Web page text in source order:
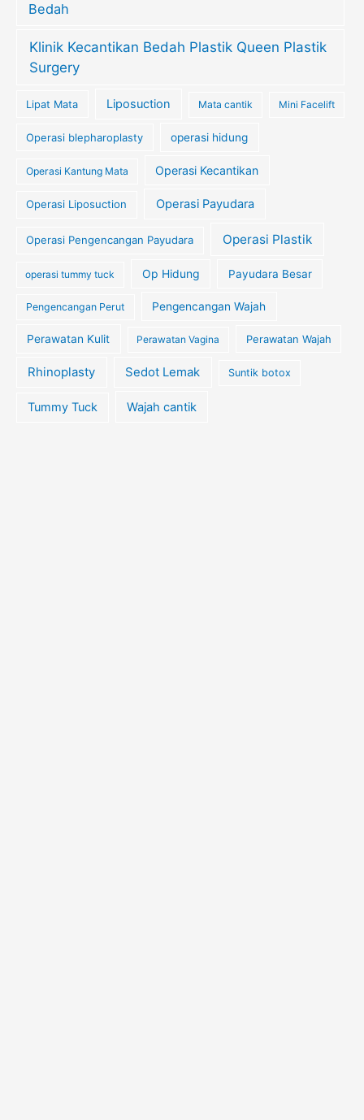
Bedah
Klinik Kecantikan Bedah Plastik Queen Plastik
Surgery
Lipat Mata Liposuction Mata cantik Mini Facelift
Operasi blepharoplasty operasi hidung
Operasi Kantung Mata Operasi Kecantikan
Operasi Liposuction Operasi Payudara
Operasi Pengencangan Payudara Operasi Plastik
operasi tummy tuck Op Hidung Payudara Besar
Pengencangan Perut Pengencangan Wajah
Perawatan Kulit Perawatan Vagina Perawatan Wajah
Rhinoplasty Sedot Lemak Suntik botox
Tummy Tuck Wajah cantik